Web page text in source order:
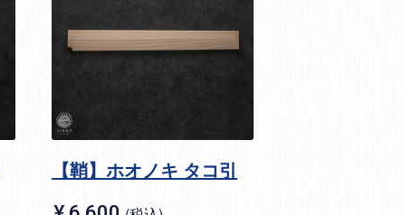
【鞘】ホオノキ タコ引